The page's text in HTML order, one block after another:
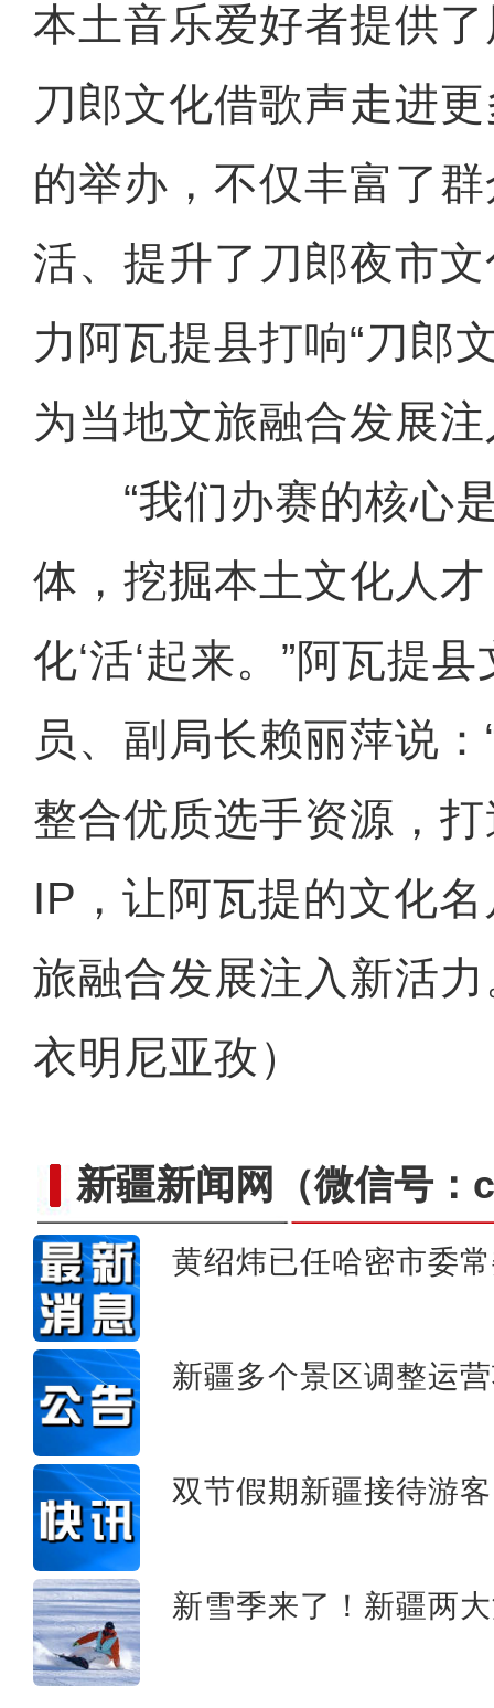
本土音乐爱好者提供
刀郎文化借歌声走进
的举办，不仅丰富了
活、提升了刀郎夜市
力阿瓦提县打响“刀郎
为当地文旅融合发展
“我们办赛的核心是
体，挖掘本土文化人
化‘活‘起来。”阿瓦提
员、副局长赖丽萍说
整合优质选手资源，
IP，让阿瓦提的文化
旅融合发展注入新活力
衣明尼亚孜）
新疆新闻网 （微信号
黄绍炜已任哈密市委
新疆多个景区调整运
双节假期新疆接待游
新雪季来了！新疆两